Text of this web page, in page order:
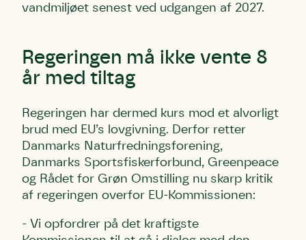
vandmiljøet senest ved udgangen af 2027.
Regeringen må ikke vente 8
år med tiltag
Regeringen har dermed kurs mod et alvorligt
brud med EU’s lovgivning. Derfor retter
Danmarks Naturfredningsforening,
Danmarks Sportsfiskerforbund, Greenpeace
og Rådet for Grøn Omstilling nu skarp kritik
af regeringen overfor EU-Kommissionen:
- Vi opfordrer på det kraftigste